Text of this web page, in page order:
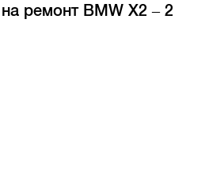
на ремонт BMW X2 – 2